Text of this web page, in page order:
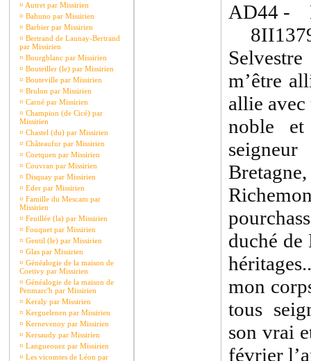
¤ Autret par Missirien
¤ Bahuno par Missirien
¤ Barbier par Missirien
¤ Bertrand de Launay-Bertrand
par Missirien
¤ Bourgblanc par Missirien
¤ Bouteiller (le) par Missirien
¤ Bouteville par Missirien
¤ Brulon par Missirien
¤ Carné par Missirien
¤ Champion (de Cicé) par
Missirien
¤ Chastel (du) par Missirien
¤ Châteaufur par Missirien
¤ Coetquen par Missirien
¤ Couvran par Missirien
¤ Disquay par Missirien
¤ Eder par Missirien
¤ Famille du Mescam par
Missirien
¤ Feuillée (la) par Missirien
¤ Fouquet par Missirien
¤ Gentil (le) par Missirien
¤ Glas par Missirien
¤ Généalogie de la maison de
Coetivy par Missirien
¤ Généalogie de la maison de
Penmarc'h par Missirien
¤ Keraly par Missirien
¤ Kerguelenen par Missirien
¤ Kernevenoy par Missirien
¤ Kersaudy par Missirien
¤ Langueouez par Missirien
¤ Les vicomtes de Léon par
AD44 -
m’être
allie avec
noble
duché de
mon
tous
son vrai
février